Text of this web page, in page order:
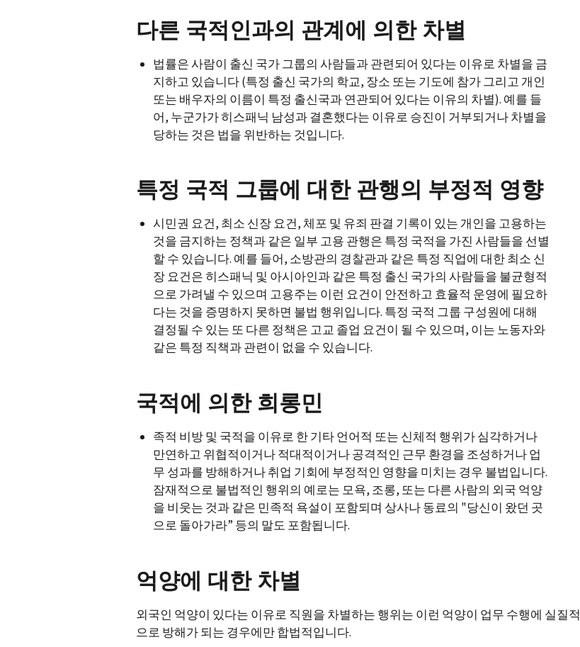
다른 국적인과의 관계에 의한 차별
법률은 사람이 출신 국가 그룹의 사람들과 관련되어 있다는 이유로 차별을 금
지하고 있습니다 (특정 출신 국가의 학교, 장소 또는 기도에 참가 그리고 개인
또는 배우자의 이름이 특정 출신국과 연관되어 있다는 이유의 차별). 예를 들
어, 누군가가 히스패닉 남성과 결혼했다는 이유로 승진이 거부되거나 차별을
당하는 것은 법을 위반하는 것입니다.
특정 국적 그룹에 대한 관행의 부정적 영향
시민권 요건, 최소 신장 요건, 체포 및 유죄 판결 기록이 있는 개인을 고용하는
것을 금지하는 정책과 같은 일부 고용 관행은 특정 국적을 가진 사람들을 선별
할 수 있습니다. 예를 들어, 소방관의 경찰관과 같은 특정 직업에 대한 최소 신
장 요건은 히스패닉 및 아시아인과 같은 특정 출신 국가의 사람들을 불균형적
으로 가려낼 수 있으며 고용주는 이런 요건이 안전하고 효율적 운영에 필요하
다는 것을 증명하지 못하면 불법 행위입니다. 특정 국적 그룹 구성원에 대해
결정될 수 있는 또 다른 정책은 고교 졸업 요건이 될 수 있으며, 이는 노동자와
같은 특정 직책과 관련이 없을 수 있습니다.
국적에 의한 희롱민
족적 비방 및 국적을 이유로 한 기타 언어적 또는 신체적 행위가 심각하거나
만연하고 위협적이거나 적대적이거나 공격적인 근무 환경을 조성하거나 업
무 성과를 방해하거나 취업 기회에 부정적인 영향을 미치는 경우 불법입니다.
잠재적으로 불법적인 행위의 예로는 모욕, 조롱, 또는 다른 사람의 외국 억양
을 비웃는 것과 같은 민족적 욕설이 포함되며 상사나 동료의 "당신이 왔던 곳
으로 돌아가라” 등의 말도 포함됩니다.
억양에 대한 차별
외국인 억양이 있다는 이유로 직원을 차별하는 행위는 이런 억양이 업무 수행에 실질적
으로 방해가 되는 경우에만 합법적입니다.